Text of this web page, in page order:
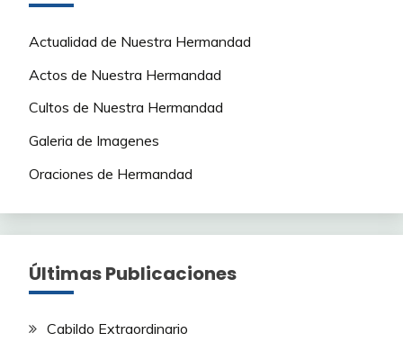
Actualidad de Nuestra Hermandad
Actos de Nuestra Hermandad
Cultos de Nuestra Hermandad
Galeria de Imagenes
Oraciones de Hermandad
Últimas Publicaciones
Cabildo Extraordinario